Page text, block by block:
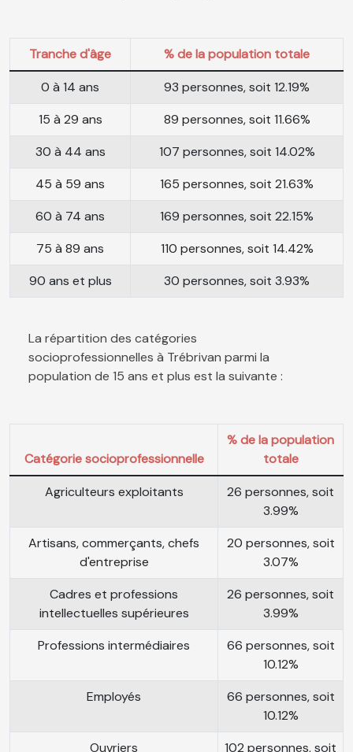
Tranche d'âge
% de la population totale
0 à 14 ans
93 personnes, soit 12.19%
15 à 29 ans
89 personnes, soit 11.66%
30 à 44 ans
107 personnes, soit 14.02%
45 à 59 ans
165 personnes, soit 21.63%
60 à 74 ans
169 personnes, soit 22.15%
75 à 89 ans
110 personnes, soit 14.42%
90 ans et plus
30 personnes, soit 3.93%
La répartition des catégories
socioprofessionnelles à Trébrivan parmi la
population de 15 ans et plus est la suivante :
Catégorie socioprofessionnelle
% de la population
totale
Agriculteurs exploitants
26 personnes, soit
3.99%
Artisans, commerçants, chefs
d'entreprise
20 personnes, soit
3.07%
Cadres et professions
intellectuelles supérieures
26 personnes, soit
3.99%
Professions intermédiaires
66 personnes, soit
10.12%
Employés
66 personnes, soit
10.12%
Ouvriers
102 personnes, soit